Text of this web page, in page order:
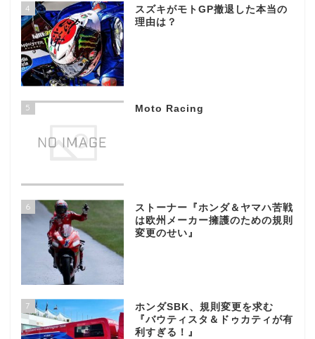
4
スズキがモトGP撤退した本当の
理由は？
5 Moto Racing
6
ストーナー『ホンダ＆ヤマハ苦戦
は欧州メーカー擁護のための規則
変更のせい』
7
ホンダSBK、規則変更を求む
『バウティスタ＆ドゥカティが有
利すぎる！』